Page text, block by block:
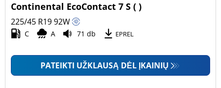
Mažas sunkvežimis (0)
Motociklas (0)
Padanga sustiprintomis sienelėmis
Continental EcoContact 7 S ( )
225/45 R1992W
C A 71 db EPREL
PATEIKTI UŽKLAUSĄ DĖL ĮKAINIŲ